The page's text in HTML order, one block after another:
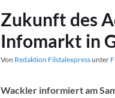
Zukunft des
Infomarkt in
Von Redaktion Filstalexpressunter
Wackler informiert am